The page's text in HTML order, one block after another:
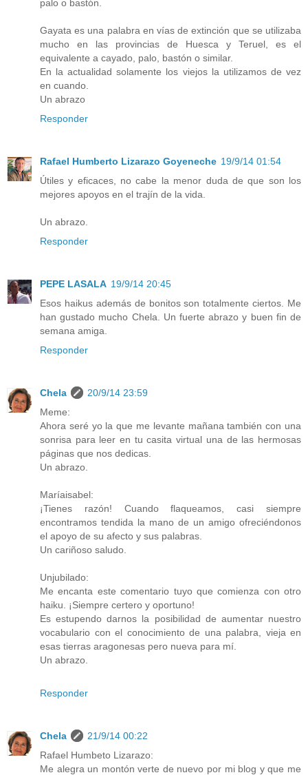
palo o bastón.
Gayata es una palabra en vías de extinción que se utilizaba
mucho en las provincias de Huesca y Teruel, es el
equivalente a cayado, palo, bastón o similar.
En la actualidad solamente los viejos la utilizamos de vez
en cuando.
Un abrazo
Responder
Rafael Humberto Lizarazo Goyeneche 19/9/14 01:54
Útiles y eficaces, no cabe la menor duda de que son los
mejores apoyos en el trajín de la vida.
Un abrazo.
Responder
PEPE LASALA 19/9/14 20:45
Esos haikus además de bonitos son totalmente ciertos. Me
han gustado mucho Chela. Un fuerte abrazo y buen fin de
semana amiga.
Responder
Chela
20/9/14 23:59
Meme:
Ahora seré yo la que me levante mañana también con una
sonrisa para leer en tu casita virtual una de las hermosas
páginas que nos dedicas.
Un abrazo.
Maríaisabel:
¡Tienes razón! Cuando flaqueamos, casi siempre
encontramos tendida la mano de un amigo ofreciéndonos
el apoyo de su afecto y sus palabras.
Un cariñoso saludo.
Unjubilado:
Me encanta este comentario tuyo que comienza con otro
haiku. ¡Siempre certero y oportuno!
Es estupendo darnos la posibilidad de aumentar nuestro
vocabulario con el conocimiento de una palabra, vieja en
esas tierras aragonesas pero nueva para mí.
Un abrazo.
Responder
Chela
21/9/14 00:22
Rafael Humbeto Lizarazo:
Me alegra un montón verte de nuevo por mi blog y que me